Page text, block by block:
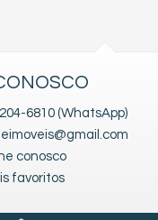
6810 (WhatsApp)
conosco
favoritos